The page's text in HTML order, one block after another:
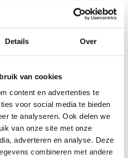
Details Over
van cookies
content en advertenties te
voor social media te bieden
te analyseren. Ook delen we
van onze site met onze
adverteren en analyse. Deze
combineren met andere
wij helaas niet terugnemen.
4030793225225
,Nieuw Voetballen